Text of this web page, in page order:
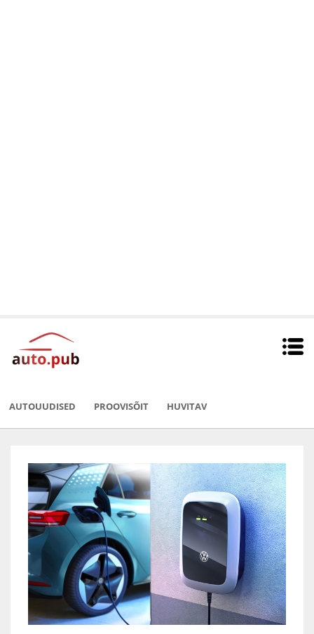
AUTOUUDISED PROOVISÕIT HUVITAV